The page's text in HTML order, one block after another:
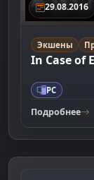
29.08.2016
Экшены
In Case of
PC
Подробнее